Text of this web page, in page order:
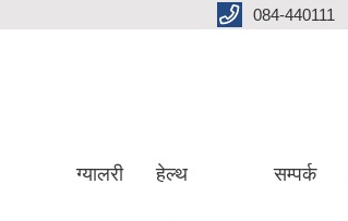
084-440111
ग्यालरी हेल्थ सम्पर्क